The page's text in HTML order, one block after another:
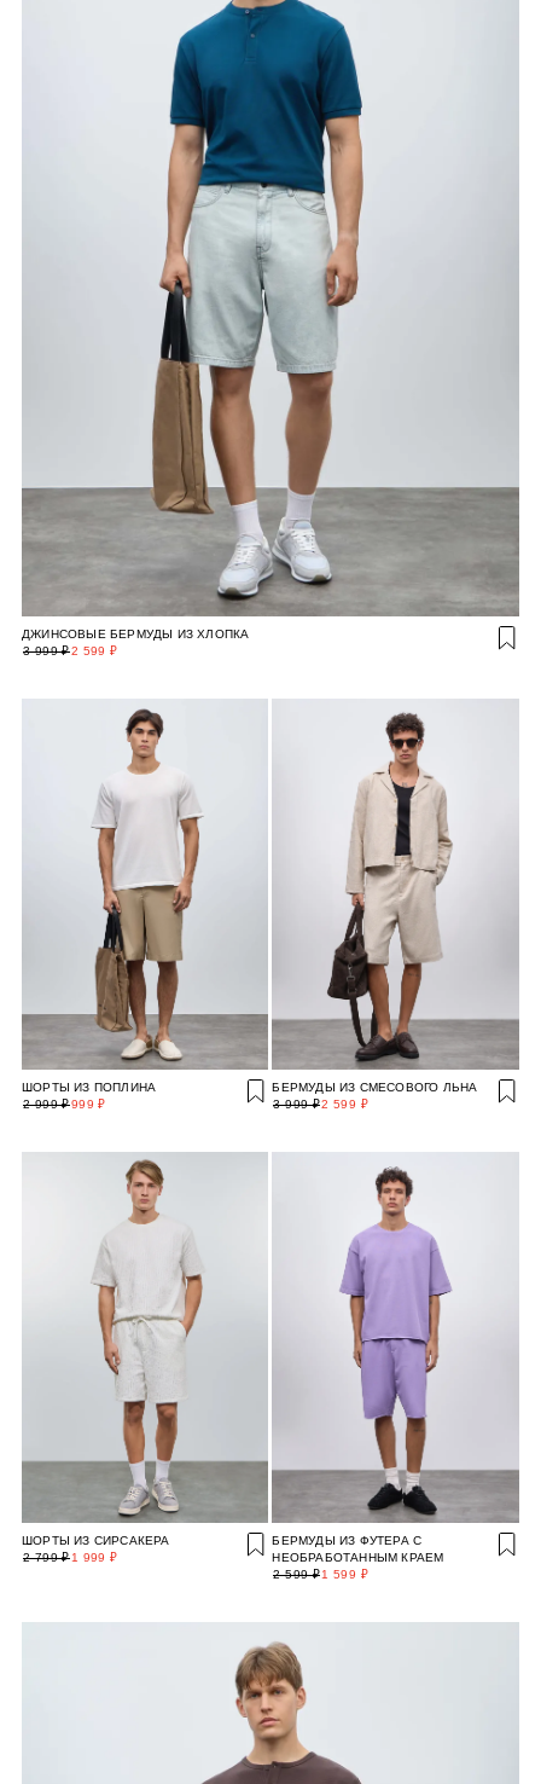
ДЖИНСОВЫЕ БЕРМУДЫ ИЗ ХЛОПКА
2 599 ₽
3 999 ₽
ШОРТЫ ИЗ ПОПЛИНА
999 ₽
2 999 ₽
БЕРМУДЫ ИЗ СМЕСОВОГО ЛЬНА
2 599 ₽
3 999 ₽
ШОРТЫ ИЗ СИРСАКЕРА
1 999 ₽
2 799 ₽
БЕРМУДЫ ИЗ ФУТЕРА С
НЕОБРАБОТАННЫМ КРАЕМ
1 599 ₽
2 599 ₽